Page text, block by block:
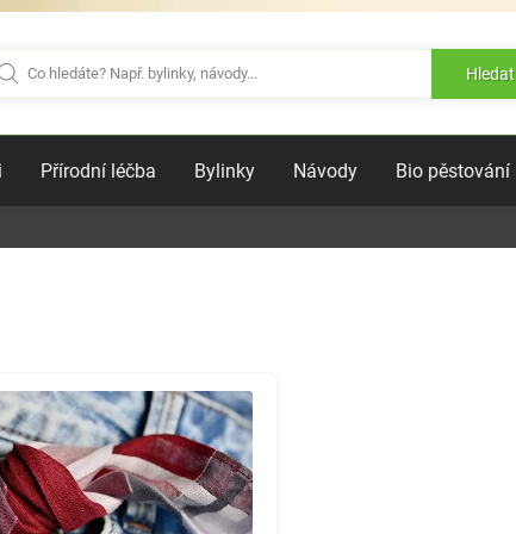
Hledat
Přírodní léčba Bylinky Návody Bio pěstování